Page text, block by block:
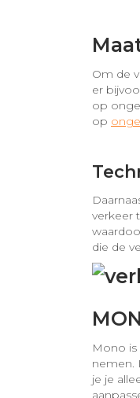
Om de
er
op
op
verkeer
die de
Mono
nemen.
je je